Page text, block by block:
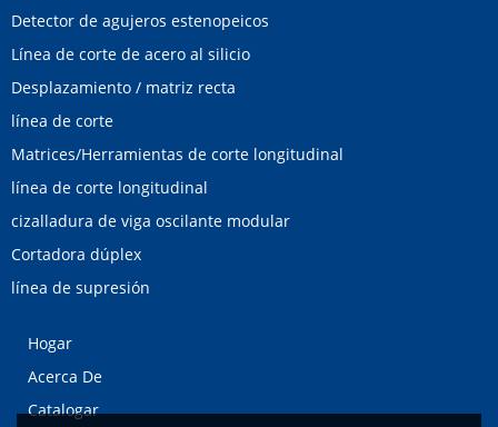
Detector de agujeros estenopeicos
Línea de corte de acero al silicio
Desplazamiento / matriz recta
línea de corte
Matrices/Herramientas de corte longitudinal
línea de corte longitudinal
cizalladura de viga oscilante modular
Cortadora dúplex
línea de supresión
Hogar
Acerca De
Catalogar